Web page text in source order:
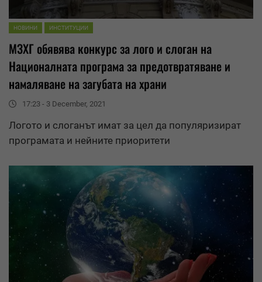
НОВИНИ ИНСТИТУЦИИ
МЗХГ обявява конкурс за лого и слоган на
Националната програма за предотвратяване и
намаляване на загубата на храни
17:23 - 3 December, 2021
Логото и слоганът имат за цел да популяризират
програмата и нейните приоритети